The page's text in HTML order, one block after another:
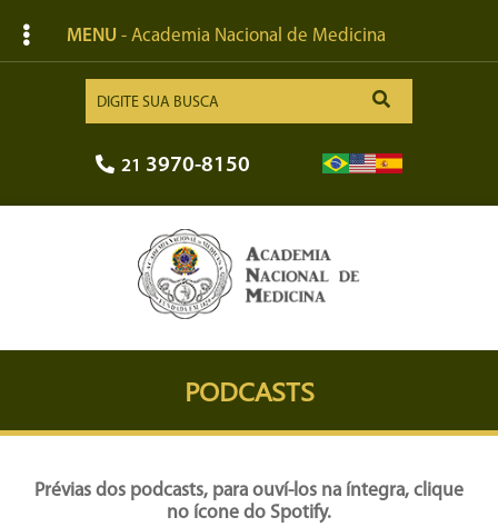
MENU - Academia Nacional de Medicina
21 3970-8150
PODCASTS
Prévias dos podcasts, para ouví-los na íntegra, clique
no ícone do Spotify.